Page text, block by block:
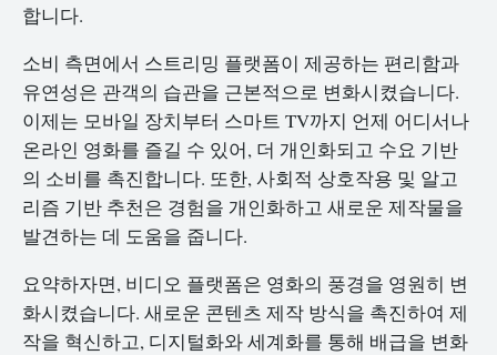
합니다.
소비 측면에서 스트리밍 플랫폼이 제공하는 편리함과
유연성은 관객의 습관을 근본적으로 변화시켰습니다.
이제는 모바일 장치부터 스마트 TV까지 언제 어디서나
온라인 영화를 즐길 수 있어, 더 개인화되고 수요 기반
의 소비를 촉진합니다. 또한, 사회적 상호작용 및 알고
리즘 기반 추천은 경험을 개인화하고 새로운 제작물을
발견하는 데 도움을 줍니다.
요약하자면, 비디오 플랫폼은 영화의 풍경을 영원히 변
화시켰습니다. 새로운 콘텐츠 제작 방식을 촉진하여 제
작을 혁신하고, 디지털화와 세계화를 통해 배급을 변화